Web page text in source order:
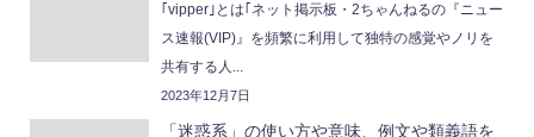
｢vipper｣とは｢ネット掲示板・2ちゃんねるの『ニュー
ス速報(VIP)』を頻繁に利用して独特の感覚やノリを
共有する人...
2023年12月7日
「迷惑系」の使い方や意味、例文や類義語を